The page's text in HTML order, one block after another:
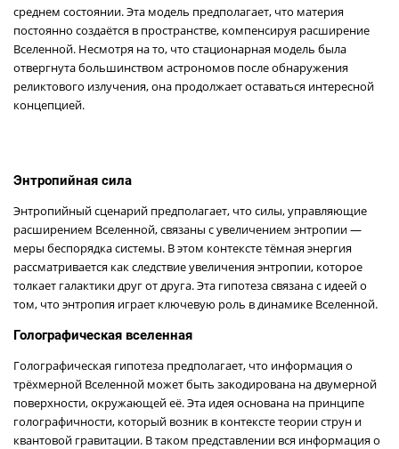
среднем состоянии. Эта модель предполагает, что материя
постоянно создаётся в пространстве, компенсируя расширение
Вселенной. Несмотря на то, что стационарная модель была
отвергнута большинством астрономов после обнаружения
реликтового излучения, она продолжает оставаться интересной
концепцией.
Энтропийная сила
Энтропийный сценарий предполагает, что силы, управляющие
расширением Вселенной, связаны с увеличением энтропии —
меры беспорядка системы. В этом контексте тёмная энергия
рассматривается как следствие увеличения энтропии, которое
толкает галактики друг от друга. Эта гипотеза связана с идеей о
том, что энтропия играет ключевую роль в динамике Вселенной.
Голографическая вселенная
Голографическая гипотеза предполагает, что информация о
трёхмерной Вселенной может быть закодирована на двумерной
поверхности, окружающей её. Эта идея основана на принципе
голографичности, который возник в контексте теории струн и
квантовой гравитации. В таком представлении вся информация о